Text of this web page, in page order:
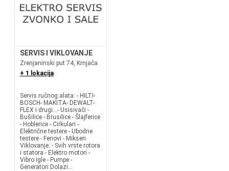
SERVIS I VIKLOVANJE
Zrenjaninski put 74, Krnjača
+ 1 lokacija
Servis ručnog alata: - HILTI-
BOSCH- MAKITA- DEWALT-
FLEX i drugi...- Usisivači -
Bušilice - Brusilice - Šlajferice
- Hoblerice - Cirkulari -
Električne testere - Ubodne
testere - Fenovi - Mikseri
Viklovanje: - Svih vrste rotora
i statora - Elektro motori -
Vibro igle - Pumpe -
Generatori Dolazi...